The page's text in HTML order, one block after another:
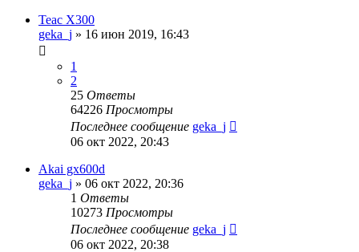
Teac X300
geka_j » 16 июн 2019, 16:43
1
2
25 Ответы
64226 Просмотры
Последнее сообщение geka_j
06 окт 2022, 20:43
Akai gx600d
geka_j » 06 окт 2022, 20:36
1 Ответы
10273 Просмотры
Последнее сообщение geka_j
06 окт 2022, 20:38